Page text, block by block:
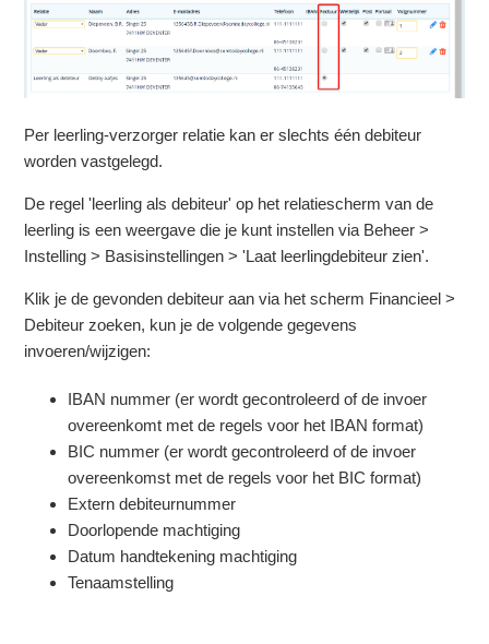
Per leerling-verzorger relatie kan er slechts één debiteur
worden vastgelegd.
De regel 'leerling als debiteur' op het relatiescherm van de
leerling is een weergave die je kunt instellen via Beheer >
Instelling > Basisinstellingen > 'Laat leerlingdebiteur zien'.
Klik je de gevonden debiteur aan via het scherm Financieel >
Debiteur zoeken, kun je de volgende gegevens
invoeren/wijzigen:
IBAN nummer (er wordt gecontroleerd of de invoer
overeenkomt met de regels voor het IBAN format)
BIC nummer (er wordt gecontroleerd of de invoer
overeenkomst met de regels voor het BIC format)
Extern debiteurnummer
Doorlopende machtiging
Datum handtekening machtiging
Tenaamstelling